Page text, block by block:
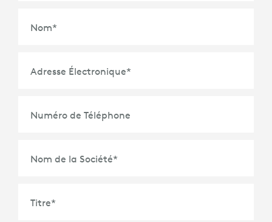
Nom*
Adresse Électronique*
Numéro de Téléphone
Nom de la Société*
Titre*